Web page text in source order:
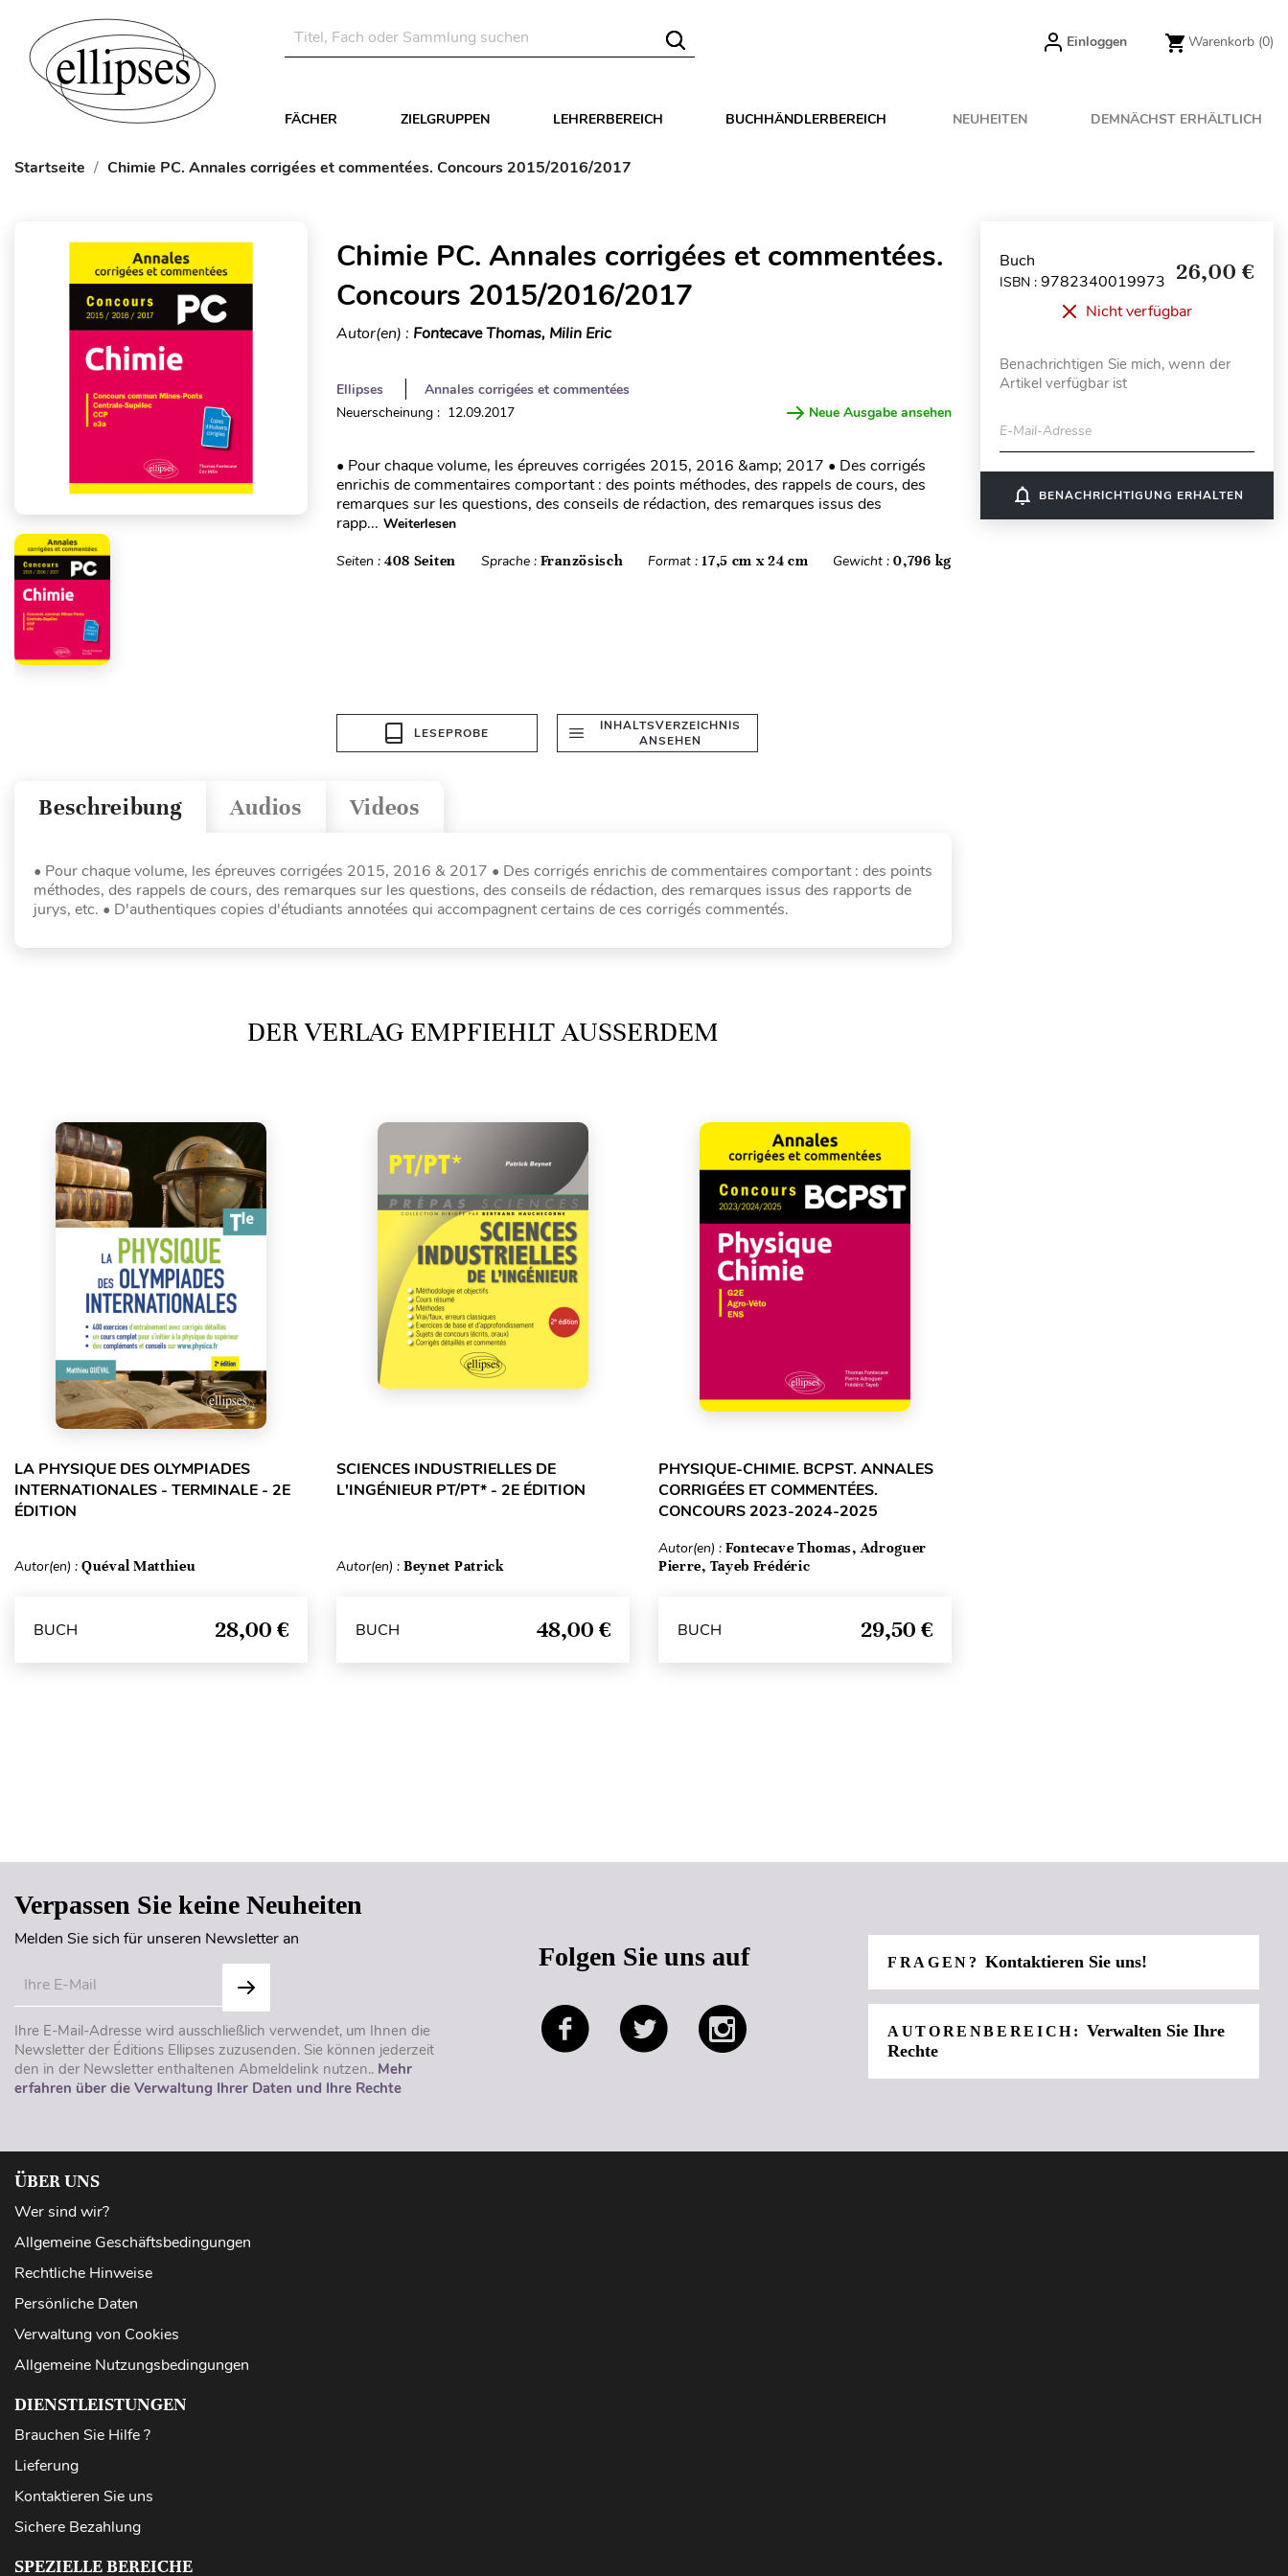
Einloggen Warenkorb (0)
FÄCHER ZIELGRUPPEN LEHRERBEREICH BUCHHÄNDLERBEREICH NEUHEITEN DEMNÄCHST ERHÄLTLICH
Startseite Chimie PC. Annales corrigées et commentées. Concours 2015/2016/2017
Chimie PC. Annales corrigées et commentées.
Concours 2015/2016/2017
Autor(en) : Fontecave Thomas, Milin Eric
Ellipses
Annales corrigées et commentées
Neuerscheinung : 12.09.2017
Neue Ausgabe ansehen
• Pour chaque volume, les épreuves corrigées 2015, 2016 &amp; 2017 • Des corrigés
enrichis de commentaires comportant : des points méthodes, des rappels de cours, des
remarques sur les questions, des conseils de rédaction, des remarques issus des
rapp... Weiterlesen
Seiten : 408 Seiten Sprache : Französisch Format :17,5 cm x 24 cm Gewicht :0,796 kg
LESEPROBE
INHALTSVERZEICHNIS
ANSEHEN
Videos
Audios
Beschreibung
• Pour chaque volume, les épreuves corrigées 2015, 2016 & 2017 • Des corrigés enrichis de commentaires comportant : des points
méthodes, des rappels de cours, des remarques sur les questions, des conseils de rédaction, des remarques issus des rapports de
jurys, etc. • D'authentiques copies d'étudiants annotées qui accompagnent certains de ces corrigés commentés.
DER VERLAG EMPFIEHLT AUSSERDEM
LA PHYSIQUE DES OLYMPIADES
INTERNATIONALES - TERMINALE - 2E
ÉDITION
Autor(en) : Quéval Matthieu
BUCH 28,00 €
SCIENCES INDUSTRIELLES DE
L'INGÉNIEUR PT/PT* - 2E ÉDITION
Autor(en) : Beynet Patrick
BUCH 48,00 €
PHYSIQUE-CHIMIE. BCPST. ANNALES
CORRIGÉES ET COMMENTÉES.
CONCOURS 2023-2024-2025
Autor(en) : Fontecave Thomas, Adroguer
Pierre, Tayeb Frédéric
BUCH 29,50 €
Buch
ISBN : 9782340019973 26,00 €
Nicht verfügbar
Benachrichtigen Sie mich, wenn der
Artikel verfügbar ist
E-Mail-Adresse
notifications_none BENACHRICHTIGUNG ERHALTEN
Verpassen Sie keine Neuheiten
Melden Sie sich für unseren Newsletter an
Ihre E-Mail-Adresse wird ausschließlich verwendet, um Ihnen die
Newsletter der Éditions Ellipses zuzusenden. Sie können jederzeit
den in der Newsletter enthaltenen Abmeldelink nutzen.. Mehr
erfahren über die Verwaltung Ihrer Daten und Ihre Rechte
Folgen Sie uns auf FRAGEN?Kontaktieren Sie uns!
AUTORENBEREICH:Verwalten Sie Ihre
Rechte
ÜBER UNS
Wer sind wir?
Allgemeine Geschäftsbedingungen
Rechtliche Hinweise
Persönliche Daten
Verwaltung von Cookies
Allgemeine Nutzungsbedingungen
DIENSTLEISTUNGEN
Brauchen Sie Hilfe ?
Lieferung
Kontaktieren Sie uns
Sichere Bezahlung
SPEZIELLE BEREICHE